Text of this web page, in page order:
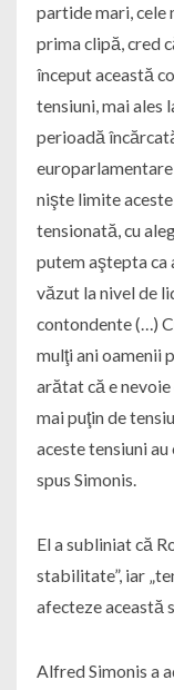
partide mari, cele
prima clipă, cred
început această
tensiuni, mai ales
perioadă
nişte limite
tensionată, cu
putem aştepta ca
văzut la nivel de
contondente (…)
mulţi ani oamenii
arătat că e
mai puţin de
aceste tensiuni au
spus Simonis.
El a subliniat că
stabilitate”, iar
afecteze această
Alfred Simonis a